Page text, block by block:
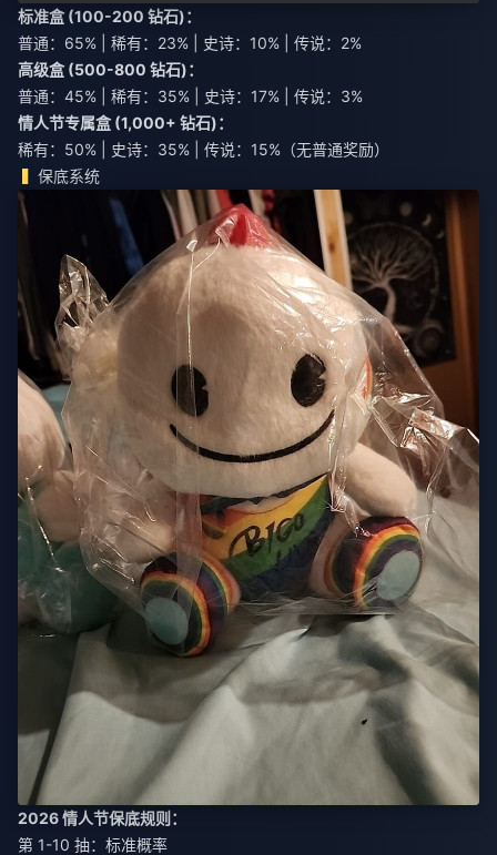
标准盒 (100-200 钻石)：
普通：65% | 稀有：23% | 史诗：10% | 传说：2%
高级盒 (500-800 钻石)：
普通：45% | 稀有：35% | 史诗：17% | 传说：3%
情人节专属盒 (1,000+ 钻石)：
稀有：50% | 史诗：35% | 传说：15%（无普通奖励）
保底系统
2026 情人节保底规则：
第 1-10 抽：标准概率